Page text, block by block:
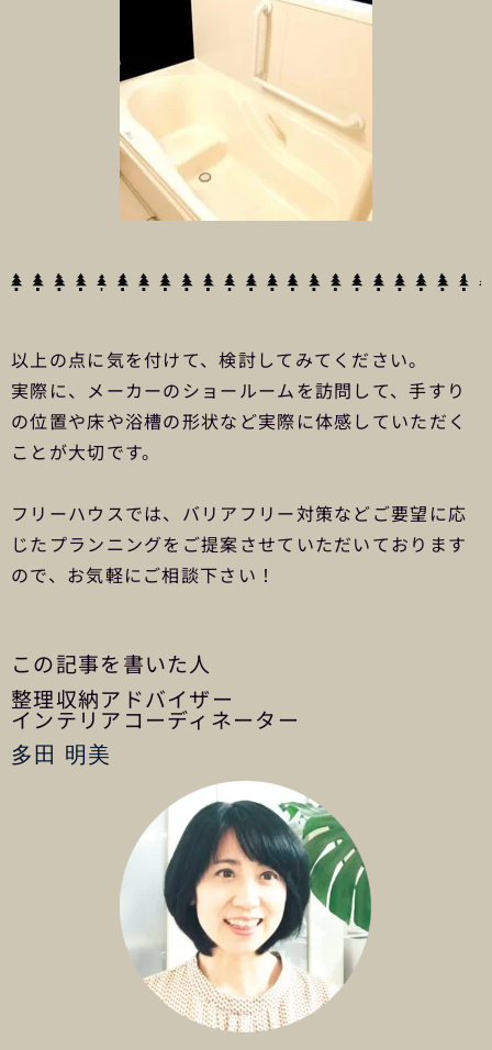
以上の点に気を付けて、検討してみてください。
実際に、メーカーのショールームを訪問して、手すり
の位置や床や浴槽の形状など実際に体感していただく
ことが大切です。
フリーハウスでは、バリアフリー対策などご要望に応
じたプランニングをご提案させていただいております
ので、お気軽にご相談下さい！
この記事を書いた人
整理収納アドバイザー
インテリアコーディネーター
多田 明美